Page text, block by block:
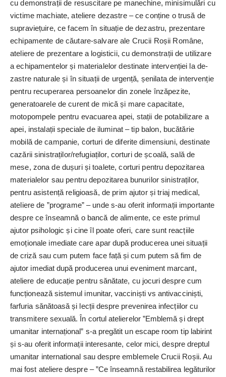
cu demonstrații de resuscitare pe manechine, minisimulări cu
victime machiate, ateliere dezastre – ce conține o trusă de
supraviețuire, ce facem în situație de dezastru, prezentare
echipamente de căutare-salvare ale Crucii Roșii Române,
ateliere de prezentare a logisticii, cu demonstrații de utilizare
a echipamentelor și materialelor destinate intervenției la de­
zastre naturale și în situații de urgență, șenilata de intervenție
pentru recuperarea persoanelor din zonele înzăpezite,
generatoarele de curent de mică și mare capacitate,
motopompele pentru evacuarea apei, stații de potabilizare a
apei, instalații speciale de iluminat – tip balon, bucătărie
mobilă de campanie, corturi de diferite dimensiuni, destinate
cazării sinistraților/refugiaților, corturi de școală, sală de
mese, zona de dușuri și toalete, corturi pentru depozitarea
materialelor sau pentru depozitarea bunurilor sinistraților,
pentru asistență religioasă, de prim ajutor și triaj medical,
ateliere de ”programe” – unde s-au oferit informații importante
despre ce înseamnă o bancă de alimente, ce este primul
ajutor psihologic și cine îl poate oferi, care sunt reacțiile
emoționale imediate care apar după producerea unei situații
de criză sau cum putem face față și cum putem să fim de
ajutor imediat după producerea unui eveniment marcant,
ateliere de educație pentru sănătate, cu jocuri despre cum
funcționează sistemul imunitar, vacciniști vs antivacciniști,
farfuria sănătoasă și lecții despre prevenirea infecțiilor cu
transmitere sexuală. În cortul atelierelor ”Emblemă și drept
umanitar internațional” s-a pregătit un escape room tip labirint
și s-au oferit informații interesante, celor mici, despre dreptul
umanitar international sau despre emblemele Crucii Roșii. Au
mai fost ateliere despre – ”Ce înseamnă restabilirea legăturilor